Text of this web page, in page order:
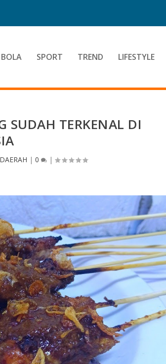
BOLA SPORT TREND LIFESTYLE
SUDAH TERKENAL DI
DAERAH | 0 |